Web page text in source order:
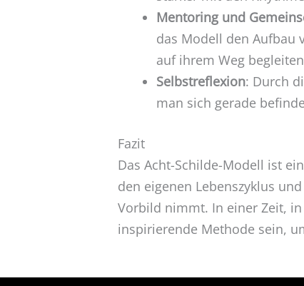
Mentoring und
das Modell den Aufbau
auf ihrem Weg
Selbstreflexion: Durch
man sich gerade
Fazit
Das Acht-Schilde-Modell ist
den eigenen Lebenszyklus
Vorbild nimmt. In einer Zeit,
inspirierende Methode sein,